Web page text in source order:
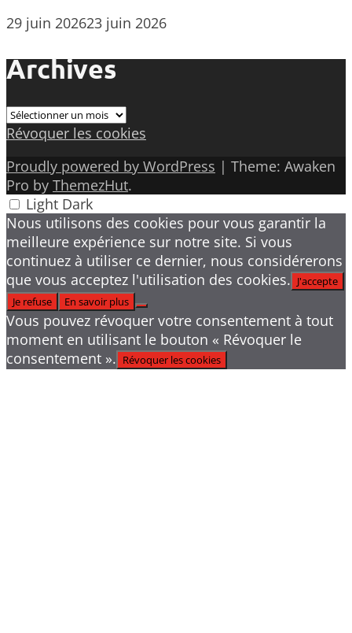
29 juin 202623 juin 2026
Archives
Archives
Révoquer les cookies
Proudly powered by WordPress | Theme: Awaken
Pro by ThemezHut.
Light Dark
Nous utilisons des cookies pour vous garantir la
meilleure expérience sur notre site. Si vous
continuez à utiliser ce dernier, nous considérerons
que vous acceptez l'utilisation des cookies. J'accepte
Je refuse
En savoir plus
Vous pouvez révoquer votre consentement à tout
moment en utilisant le bouton « Révoquer le
consentement ». Révoquer les cookies